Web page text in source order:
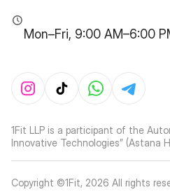
Mon–Fri, 9:00 AM–6:00
1Fit LLP is a participant of the
Innovative Technologies” (Astana
Copyright ©1Fit, 2026 All rights